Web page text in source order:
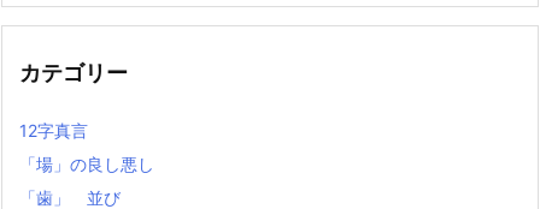
記
カテゴリー
12字真言
「場」の良し悪し
「歯」 並び